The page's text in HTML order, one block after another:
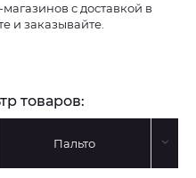
с доставкой в
и заказывайте.
товаров:
Пальто